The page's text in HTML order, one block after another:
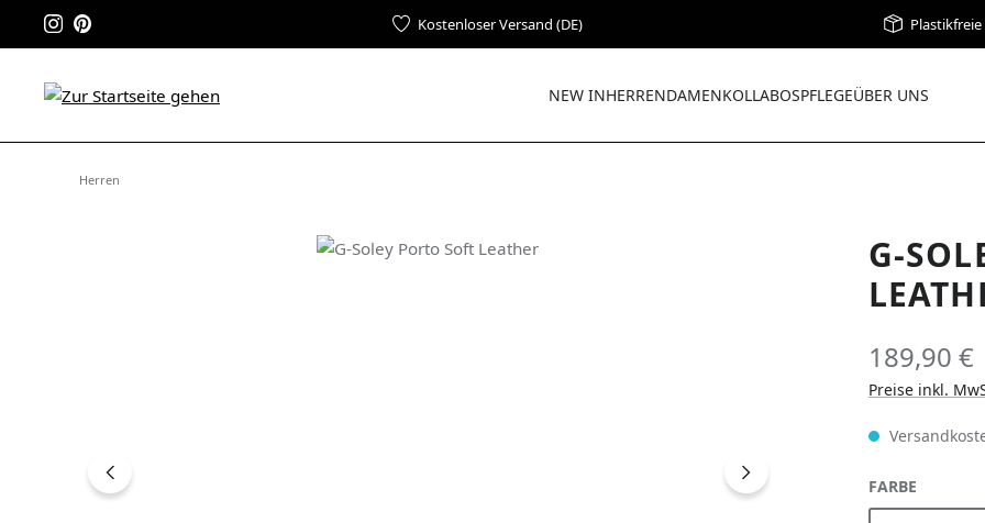
Kostenloser Versand (DE)
NEW INHERRENDAMENKOLLABOSPFLEGEÜBER UNS
Herren
G-
189,90 €
Preise inkl.
FARBE